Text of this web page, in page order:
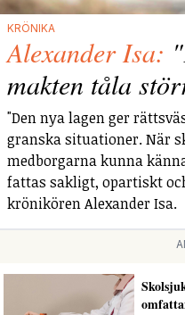
KRÖNIKA
Alexander Isa:
makten tåla
"Den nya lagen ger
granska situationer. När
medborgarna kunna
fattas sakligt, opartiskt
krönikören Alexander Isa.